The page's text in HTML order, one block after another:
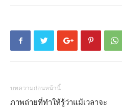
บทความก่อนหน้านี้
ภาพถ่ายที่ทำให้รู้ว่าแม้เวลาจะ